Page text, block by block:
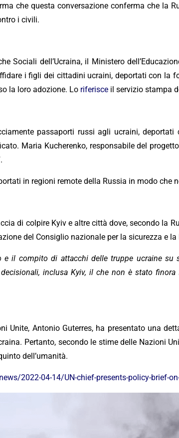
che questa conversazione conferma che la
i civili.
Sociali dell’Ucraina, il Ministero
i figli dei cittadini ucraini, deportati con la
la loro adozione. Lo riferisceil servizio stampa
passaporti russi agli ucraini,
Maria Kucherenko, responsabile del
in regioni remote della Russia in modo che
di colpire Kyiv e altre città dove, secondo la
del Consiglio nazionale per la sicurezza e la
e il compito di attacchi delle truppe ucraine
inclusa Kyiv, il che non è stato finora
Unite, Antonio Guterres, ha presentato una
Pertanto, secondo le stime delle Nazioni
dell’umanità.
2022-04-14/UN-chief-presents-policy-brief-